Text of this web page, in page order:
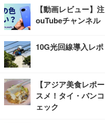
【動画レビュー】
ouTubeチャンネル
10G光回線導入レポ
【アジア美食レポ
スメ！タイ・バン
ェック